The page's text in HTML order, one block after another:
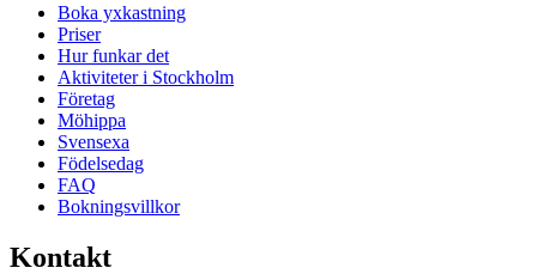
Boka yxkastning
Priser
Hur funkar det
Aktiviteter i Stockholm
Företag
Möhippa
Svensexa
Födelsedag
FAQ
Bokningsvillkor
Kontakt